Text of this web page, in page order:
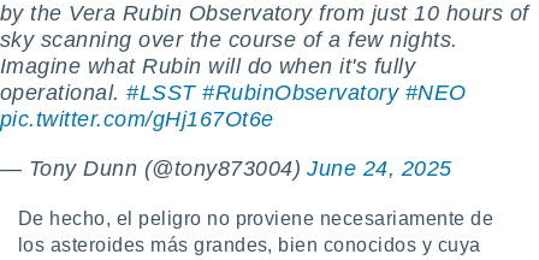
by the Vera Rubin Observatory from just 10 hours of
sky scanning over the course of a few nights.
Imagine what Rubin will do when it's fully
operational.#LSST #RubinObservatory #NEO
pic.twitter.com/gHj167Ot6e
— Tony Dunn (@tony873004)June 24, 2025
De hecho, el peligro no proviene necesariamente de
los asteroides más grandes, bien conocidos y cuya